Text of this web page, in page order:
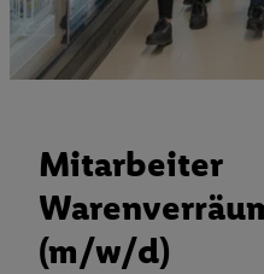
Mitarbeiter
(m/w/d)